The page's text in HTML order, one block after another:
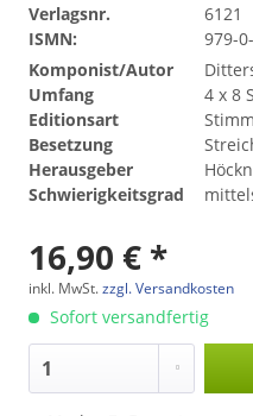
Verlagsnr.
6121
ISMN:
979-
Komponist/Autor
Umfang
4 x 8
Editionsart
Besetzung
Herausgeber
Schwierigkeitsgrad
16,90 € *
inkl. MwSt.zzgl. Versandkosten
Sofort versandfertig